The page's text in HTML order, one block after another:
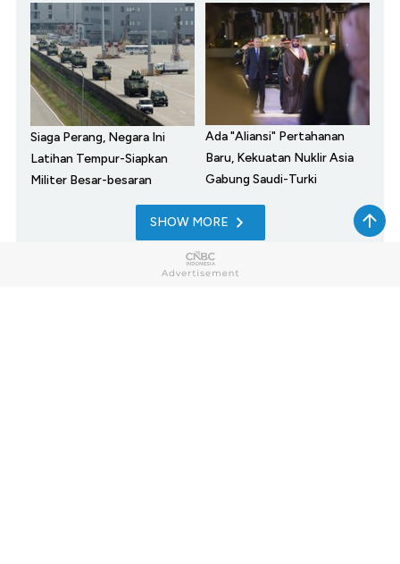
Siaga Perang, Negara Ini
Latihan Tempur-Siapkan
Militer Besar-besaran
Ada "Aliansi" Pertahanan
Baru, Kekuatan Nuklir Asia
Gabung Saudi-Turki
SHOW MORE